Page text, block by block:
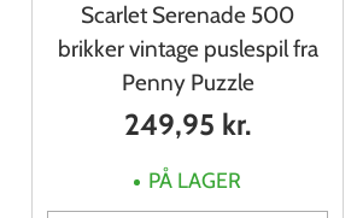
Scarlet Serenade 500
brikker vintage puslespil fra
Penny Puzzle
249,95 kr.
PÅ LAGER